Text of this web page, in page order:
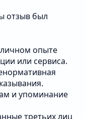
отзыв был
опыте
или сервиса.
и упоминание
третьих лиц